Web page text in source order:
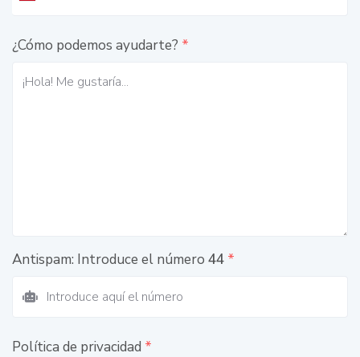
¿Cómo podemos ayudarte? *
Antispam: Introduce el número 44 *
Política de privacidad *